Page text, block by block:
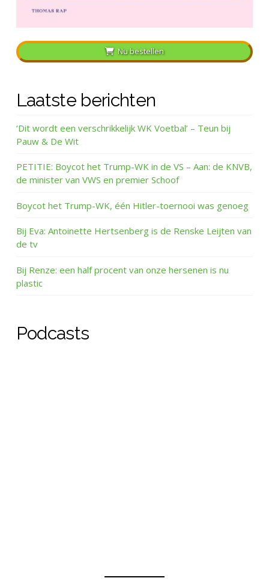
Nu bestellen
Laatste berichten
‘Dit wordt een verschrikkelijk WK Voetbal’ – Teun bij
Pauw & De Wit
PETITIE: Boycot het Trump-WK in de VS – Aan: de KNVB,
de minister van VWS en premier Schoof
Boycot het Trump-WK, één Hitler-toernooi was genoeg
Bij Eva: Antoinette Hertsenberg is de Renske Leijten van
de tv
Bij Renze: een half procent van onze hersenen is nu
plastic
Podcasts